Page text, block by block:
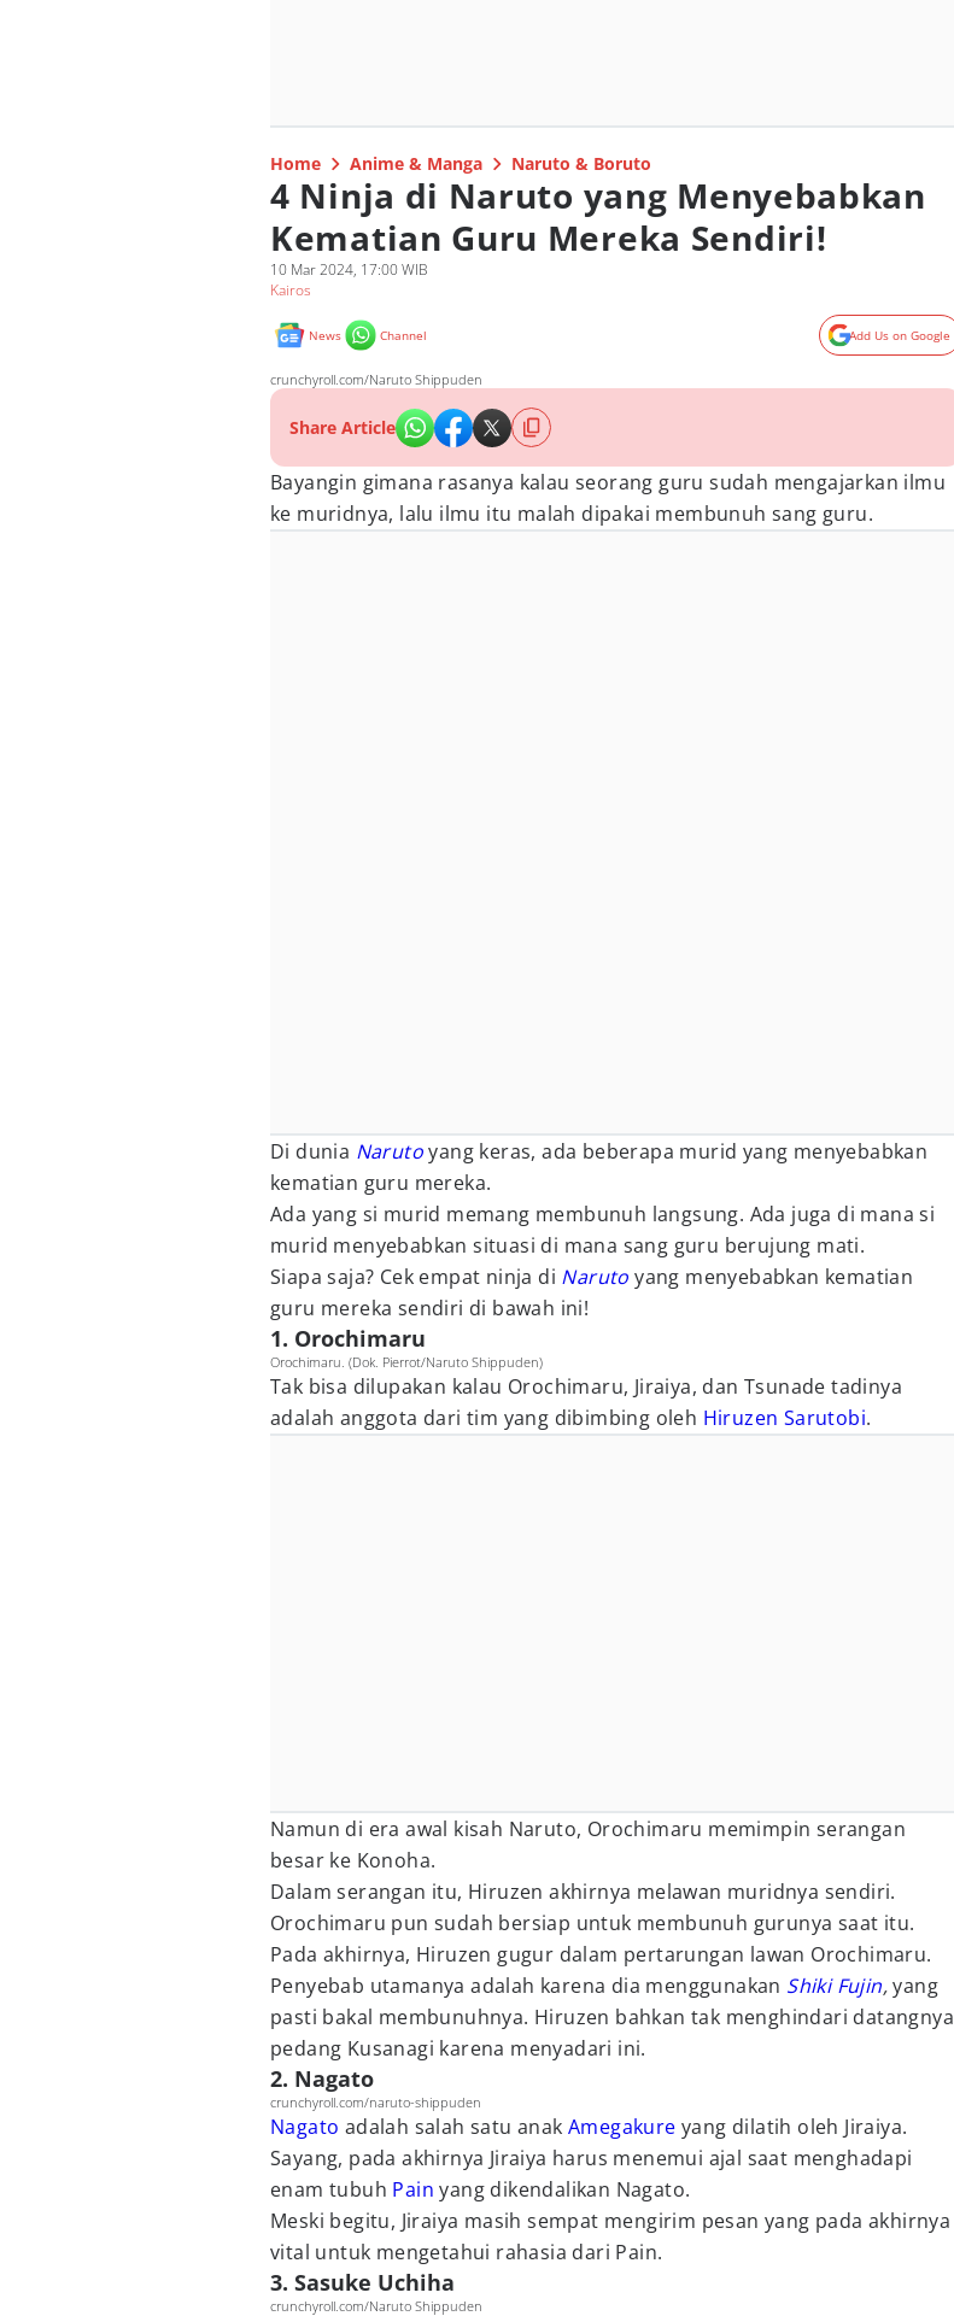
Home Anime & Manga Naruto & Boruto
4 Ninja di Naruto yang Menyebabkan
Kematian Guru Mereka Sendiri!
10 Mar 2024, 17:00 WIB
Kairos
News Channel Add Us on Google
crunchyroll.com/Naruto Shippuden
Share Article
Bayangin gimana rasanya kalau seorang guru sudah mengajarkan ilmu
ke muridnya, lalu ilmu itu malah dipakai membunuh sang guru.
Di dunia Narutoyang keras, ada beberapa murid yang menyebabkan
kematian guru mereka.
Ada yang si murid memang membunuh langsung. Ada juga di mana si
murid menyebabkan situasi di mana sang guru berujung mati.
Siapa saja? Cek empat ninja di Naruto yang menyebabkan kematian
guru mereka sendiri di bawah ini!
1. Orochimaru
Orochimaru. (Dok. Pierrot/Naruto Shippuden)
Tak bisa dilupakan kalau Orochimaru, Jiraiya, dan Tsunade tadinya
adalah anggota dari tim yang dibimbing oleh Hiruzen Sarutobi.
Namun di era awal kisah Naruto, Orochimaru memimpin serangan
besar ke Konoha.
Dalam serangan itu, Hiruzen akhirnya melawan muridnya sendiri.
Orochimaru pun sudah bersiap untuk membunuh gurunya saat itu.
Pada akhirnya, Hiruzen gugur dalam pertarungan lawan Orochimaru.
Penyebab utamanya adalah karena dia menggunakan Shiki Fujin,yang
pasti bakal membunuhnya. Hiruzen bahkan tak menghindari datangnya
pedang Kusanagi karena menyadari ini.
2. Nagato
crunchyroll.com/naruto-shippuden
Nagato adalah salah satu anakAmegakure yang dilatih oleh Jiraiya.
Sayang, pada akhirnya Jiraiya harus menemui ajal saat menghadapi
enam tubuh Pain yang dikendalikan Nagato.
Meski begitu, Jiraiya masih sempat mengirim pesan yang pada akhirnya
vital untuk mengetahui rahasia dari Pain.
3. Sasuke Uchiha
crunchyroll.com/Naruto Shippuden